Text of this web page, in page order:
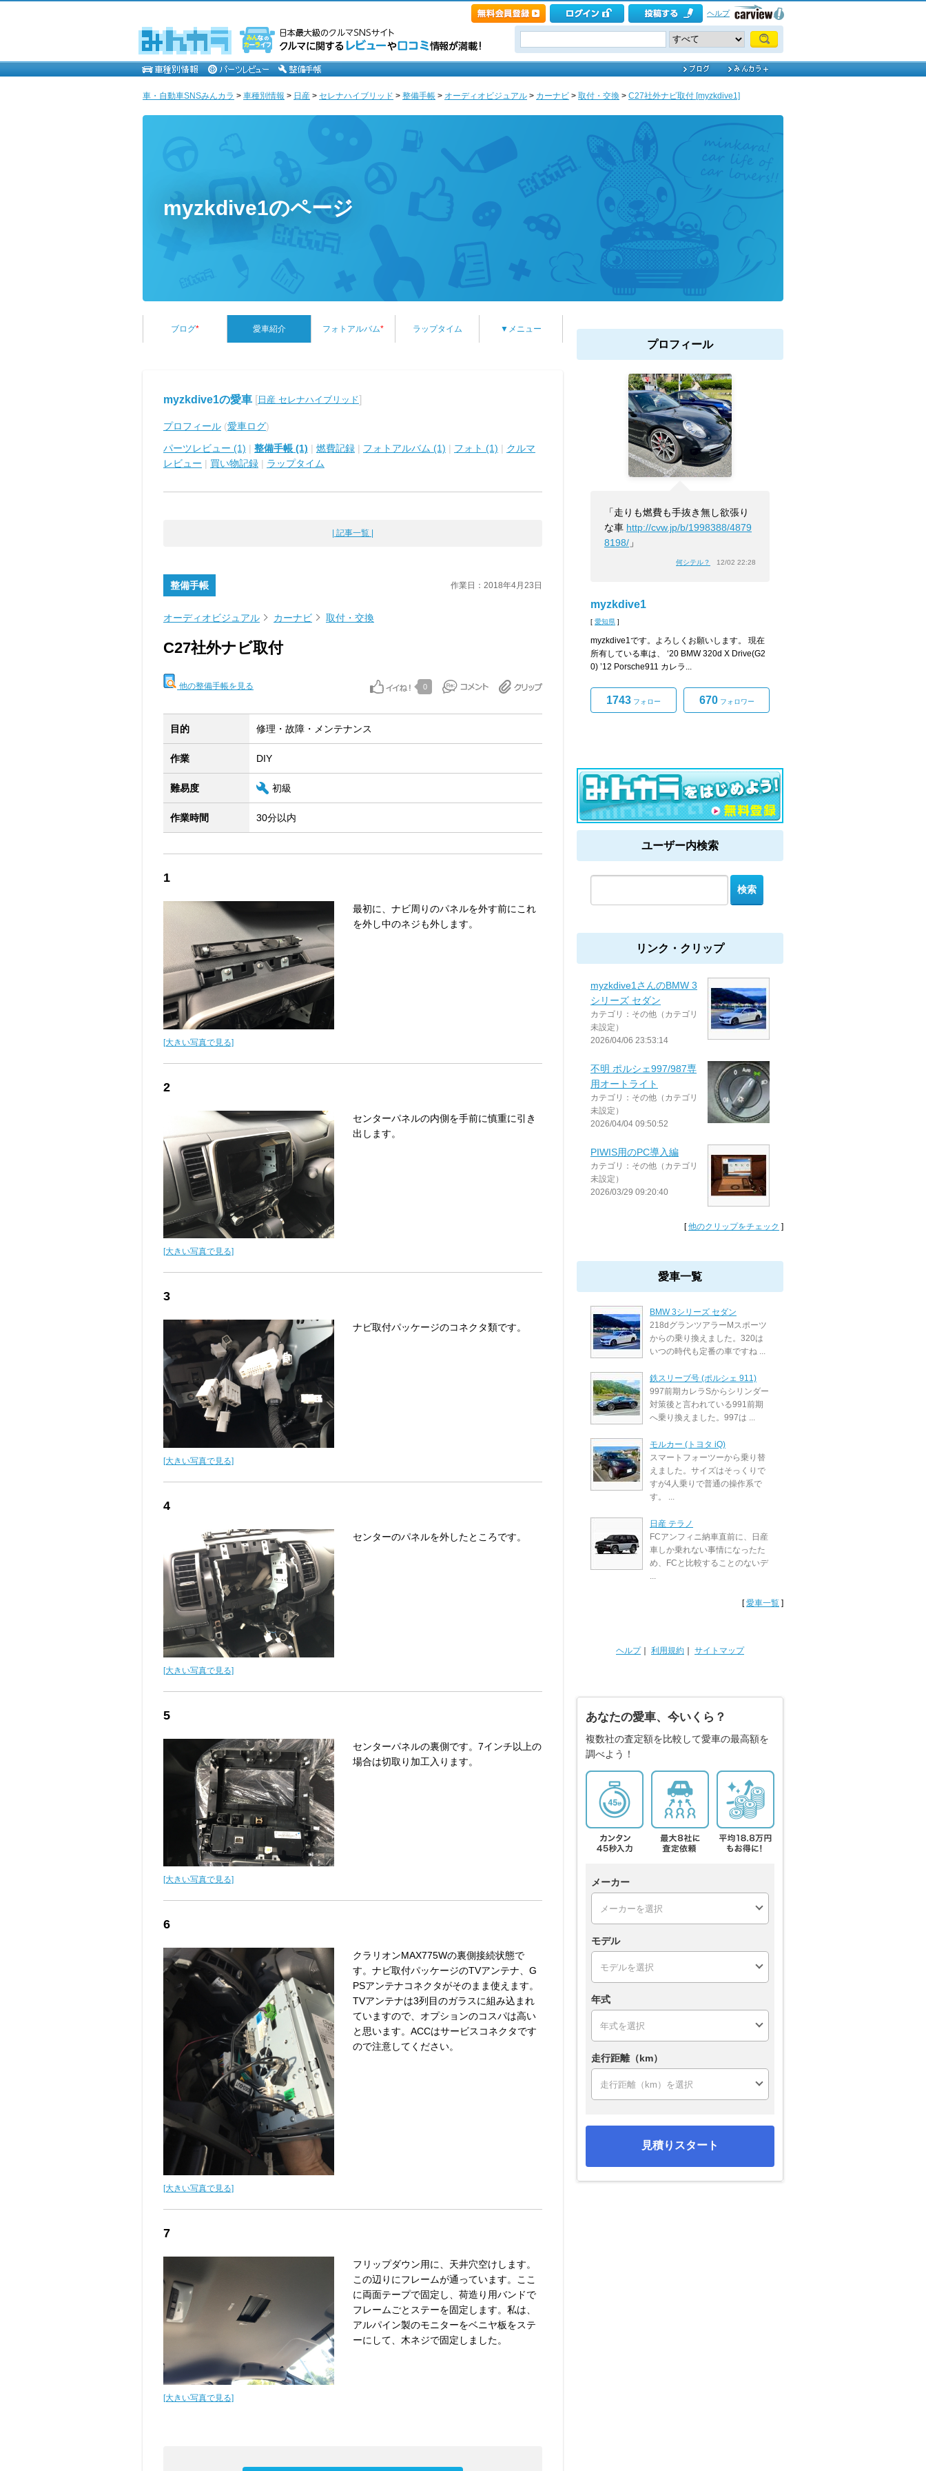
ヘルプ
車・自動車SNSみんカラ > 車種別情報 > 日産 > セレナハイブリッド > 整備手帳 > オーディオビジュアル > カーナビ > 取付・交換 > C27社外ナビ取付 [myzkdive1]
myzkdive1のページ
ブログ* 愛車紹介 フォトアルバム* ラップタイム ▼メニュー
myzkdive1の愛車 [ 日産 セレナハイブリッド]
プロフィール (愛車ログ)
パーツレビュー (1) | 整備手帳 (1) | 燃費記録 | フォトアルバム (1) | フォト (1) | クルマ
レビュー | 買い物記録 | ラップタイム
| 記事一覧 |
整備手帳 作業日：2018年4月23日
オーディオビジュアル カーナビ 取付・交換
C27社外ナビ取付
他の整備手帳を見る 0
目的 修理・故障・メンテナンス
作業 DIY
難易度 初級
作業時間 30分以内
1
[大きい写真で見る]
最初に、ナビ周りのパネルを外す前にこれ
を外し中のネジも外します。
2
[大きい写真で見る]
センターパネルの内側を手前に慎重に引き
出します。
3
[大きい写真で見る]
ナビ取付パッケージのコネクタ類です。
4
[大きい写真で見る]
センターのパネルを外したところです。
5
[大きい写真で見る]
センターパネルの裏側です。7インチ以上の
場合は切取り加工入ります。
6
[大きい写真で見る]
クラリオンMAX775Wの裏側接続状態で
す。ナビ取付パッケージのTVアンテナ、G
PSアンテナコネクタがそのまま使えます。
TVアンテナは3列目のガラスに組み込まれ
ていますので、オプションのコスパは高い
と思います。ACCはサービスコネクタです
ので注意してください。
7
[大きい写真で見る]
フリップダウン用に、天井穴空けします。
この辺りにフレームが通っています。ここ
に両面テープで固定し、荷造り用バンドで
フレームごとステーを固定します。私は、
アルパイン製のモニターをベニヤ板をステ
ーにして、木ネジで固定しました。
プロフィール
「走りも燃費も手抜き無し欲張り
な車 http://cvw.jp/b/1998388/4879
8198/ 」
何シテル？ 12/02 22:28
myzkdive1
[ 愛知県 ]
myzkdive1です。よろしくお願いします。 現在
所有している車は、 ‘20 BMW 320d X Drive(G2
0) ’12 Porsche911 カレラ...
1743 フォロー 670フォロワー
ユーザー内検索
リンク・クリップ
myzkdive1さんのBMW 3
シリーズ セダン
カテゴリ：その他（カテゴリ
未設定）
2026/04/06 23:53:14
不明 ポルシェ997/987専
用オートライト
カテゴリ：その他（カテゴリ
未設定）
2026/04/04 09:50:52
PIWIS用のPC導入編
カテゴリ：その他（カテゴリ
未設定）
2026/03/29 09:20:40
[他のクリップをチェック ]
愛車一覧
BMW 3シリーズ セダン
218dグランツアラーMスポーツ
からの乗り換えました。320は
いつの時代も定番の車ですね ...
鉄スリーブ号 (ポルシェ 911)
997前期カレラSからシリンダー
対策後と言われている991前期
へ乗り換えました。997は ...
モルカー (トヨタ iQ)
スマートフォーツーから乗り替
えました。サイズはそっくりで
すが4人乗りで普通の操作系で
す。 ...
日産 テラノ
FCアンフィニ納車直前に、日産
車しか乗れない事情になったた
め、FCと比較することのないデ
...
[愛車一覧 ]
ヘルプ｜ 利用規約 サイトマップ
あなたの愛車、今いくら？
複数社の査定額を比較して愛車の最高額を
調べよう！
メーカー
モデル
年式
走行距離（km）
見積りスタート